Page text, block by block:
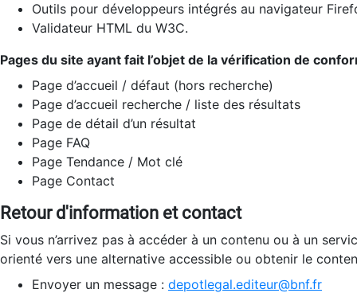
Outils pour développeurs intégrés au navigateur
Validateur HTML du W3C.
Pages du site ayant fait l’objet de la vérification de
Page d’accueil / défaut (hors recherche)
Page d’accueil recherche / liste des résultats
Page de détail d’un résultat
Page FAQ
Page Tendance / Mot clé
Page Contact
Retour d'information et contact
Si vous n’arrivez pas à accéder à un contenu ou à un
orienté vers une alternative accessible ou obtenir le
Envoyer un message : depotlegal.editeur@bnf.fr